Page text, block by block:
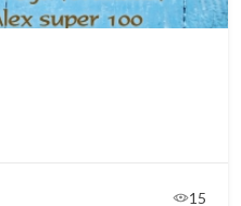
15